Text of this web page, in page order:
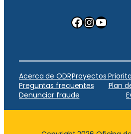
Facebook InstagramYouTube
Acerca de ODRProyectos
Preguntas frecuentes
Plan
Denunciar fraude